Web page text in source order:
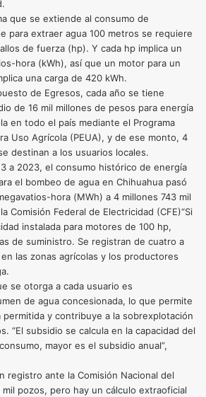
que se extiende al consumo de
para extraer agua 100 metros se requiere
de fuerza (hp). Y cada hp implica un
hora (kWh), así que un motor para un
una carga de 420 kWh.
de Egresos, cada año se tiene
de 16 mil millones de pesos para energía
en todo el país mediante el Programa
Uso Agrícola (PEUA), y de ese monto, 4
destinan a los usuarios locales.
a 2023, el consumo histórico de energía
el bombeo de agua en Chihuahua pasó
hora (MWh) a 4 millones 743 mil
Comisión Federal de Electricidad (CFE)“Si
instalada para motores de 100 hp,
de suministro. Se registran de cuatro a
las zonas agrícolas y los productores
se otorga a cada usuario es
de agua concesionada, lo que permite
permitida y contribuye a la sobrexplotación
“El subsidio se calcula en la capacidad del
mayor es el subsidio anual”,
registro ante la Comisión Nacional del
pozos, pero hay un cálculo extraoficial